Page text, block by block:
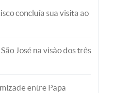
concluía sua visita ao
José na visão dos três
entre Papa